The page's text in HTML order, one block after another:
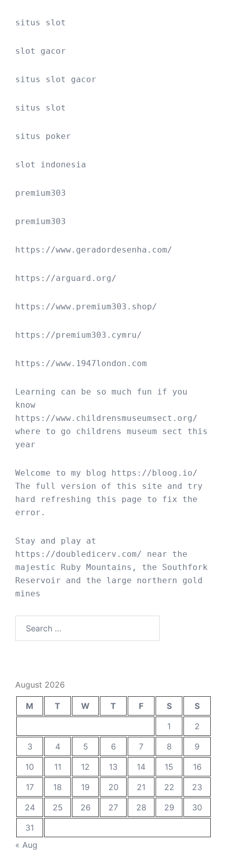
situs slot
slot gacor
situs slot gacor
situs slot
situs poker
slot indonesia
premium303
premium303
https://www.geradordesenha.com/
https://arguard.org/
https://www.premium303.shop/
https://premium303.cymru/
https://www.1947london.com
Learning can be so much fun if you
https://www.childrensmuseumsect.org/
where to go childrens museum sect this
year
Welcome to my blog https://bloog.io/
The full version of this site and try
hard refreshing this page to fix the
error.
https://doubledicerv.com/ near the
majestic Ruby Mountains, the Southfork
Reservoir and the large northern gold
mines
August 2026
M T W T F S
S
1
2
3
4 5 6 7 8
9
10
11 12 13 14 15
16
17
18 19 20 21 22
23
24
25 26 27 28 29
30
31
« Aug